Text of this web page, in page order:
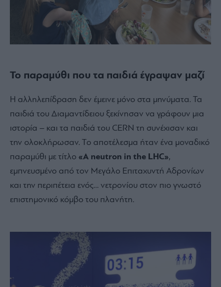
Το παραμύθι που τα παιδιά έγραψαν μαζί
Η αλληλεπίδραση δεν έμεινε μόνο στα μηνύματα. Τα
παιδιά του Διαμαντίδειου ξεκίνησαν να γράφουν μια
ιστορία – και τα παιδιά του CERN τη συνέχισαν και
την ολοκλήρωσαν. Το αποτέλεσμα ήταν ένα μοναδικό
παραμύθι με τίτλο «A neutron in the LHC»,
εμπνευσμένο από τον Μεγάλο Επιταχυντή Αδρονίων
και την περιπέτεια ενός… νετρονίου στον πιο γνωστό
επιστημονικό κόμβο του πλανήτη.